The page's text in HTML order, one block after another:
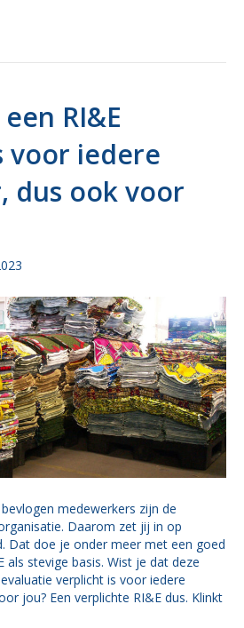
RI&E
voor iedere
dus ook voor
medewerkers zijn de
Daarom zet jij in op
Dat doe je onder meer met een goed
als stevige basis. Wist je dat deze
verplicht is voor iedere
jou? Een verplichte RI&E dus. Klinkt